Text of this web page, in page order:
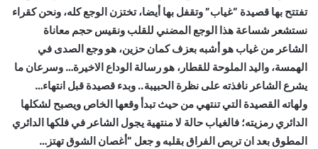
تفتتح بها قصيدة “غياب” وتقفل بها أيضا، تختزن الوجع كله، ونحن كقراء
نستشعر شساعة هذا الوجع المضني للقلب ونقيس حجم معاناة
الشاعر من غياب هو أشبه بعزف كمان حزين، هو وجع الصدى في
الهمسة، واليد الملوحة للقطار، هو رسالة الوداع الاخيرة… وسرعان ما
يشرع الشاعر نافذته على نظرة الحبيبة.. وبدء قصيدة قبل انتهاء…
ولهاته القصيدة التي تنتهي من حيث تبدأ وقعها الخاص ويصبح لشكلها
الدائري رمزيته؛ فالغياب حالة لا منتهية يجول الشاعر في فلكها الدائري
المطوق بعد ان تربص الفراق بقلبه و جعل “أغصان الشوق تهتز…